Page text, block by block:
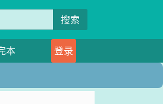
搜索
本
登录